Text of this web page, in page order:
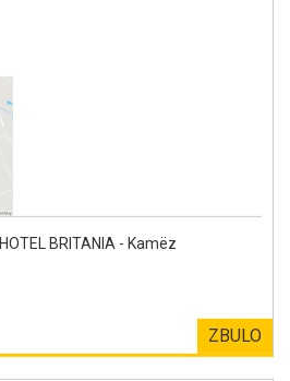
BRITANIA - Kamëz
ZBULO